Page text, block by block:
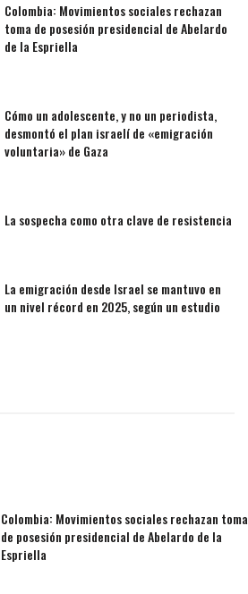
Colombia: Movimientos sociales rechazan
toma de posesión presidencial de Abelardo
de la Espriella
Cómo un adolescente, y no un periodista,
desmontó el plan israelí de «emigración
voluntaria» de Gaza
La sospecha como otra clave de resistencia
La emigración desde Israel se mantuvo en
un nivel récord en 2025, según un estudio
Colombia: Movimientos sociales rechazan toma
de posesión presidencial de Abelardo de la
Espriella